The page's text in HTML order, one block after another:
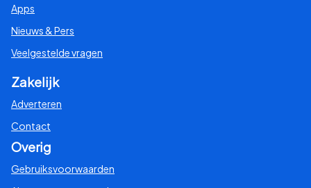
Apps
Nieuws & Pers
Veelgestelde vragen
Zakelijk
Adverteren
Contact
Overig
Gebruiksvoorwaarden